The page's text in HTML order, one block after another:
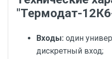
"Термодат-
Входы: один
дискретный вход;